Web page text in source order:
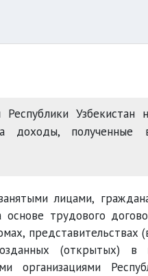
Узбекистан
доходы, полученные
лицами,
основе трудового
представительствах
(открытых) в
организациями